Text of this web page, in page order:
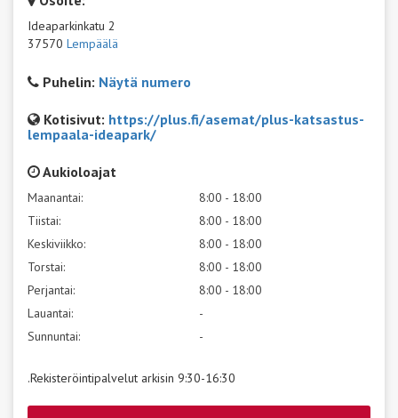
Ideaparkinkatu 2
37570 Lempäälä
Puhelin: Näytä numero
Kotisivut: https://plus.fi/asemat/plus-katsastus-
lempaala-ideapark/
Aukioloajat
Maanantai:
8:00 - 18:00
Tiistai:
8:00 - 18:00
Keskiviikko:
8:00 - 18:00
Torstai:
8:00 - 18:00
Perjantai:
8:00 - 18:00
Lauantai:
-
Sunnuntai:
-
.Rekisteröintipalvelut arkisin 9:30-16:30